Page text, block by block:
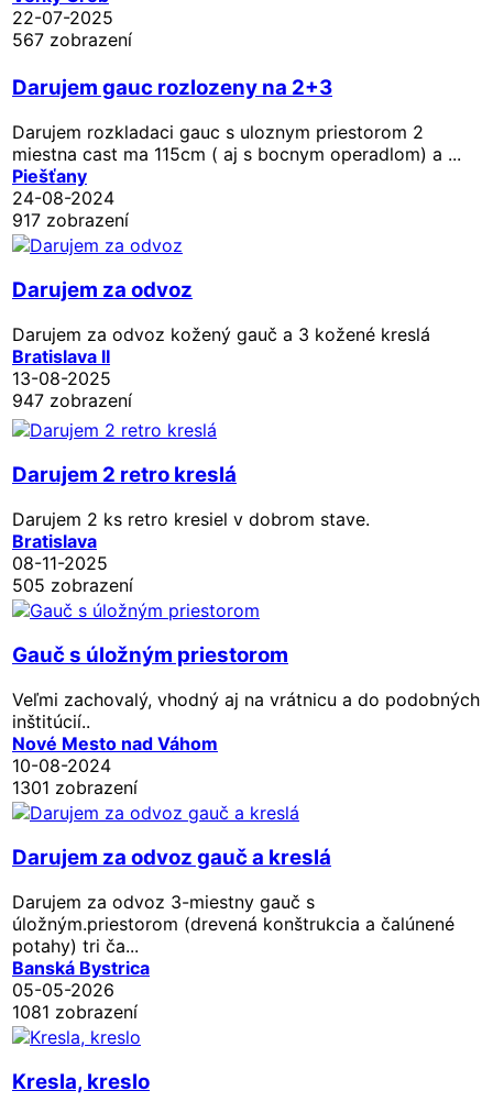
22-07-2025
567 zobrazení
Darujem gauc rozlozeny na 2+3
Darujem rozkladaci gauc s uloznym priestorom 2
miestna cast ma 115cm ( aj s bocnym operadlom) a ...
Piešťany
24-08-2024
917 zobrazení
Darujem za odvoz
Darujem za odvoz kožený gauč a 3 kožené kreslá
Bratislava II
13-08-2025
947 zobrazení
Darujem 2 retro kreslá
Darujem 2 ks retro kresiel v dobrom stave.
Bratislava
08-11-2025
505 zobrazení
Gauč s úložným priestorom
Veľmi zachovalý, vhodný aj na vrátnicu a do podobných
inštitúcií..
Nové Mesto nad Váhom
10-08-2024
1301 zobrazení
Darujem za odvoz gauč a kreslá
Darujem za odvoz 3-miestny gauč s
úložným.priestorom (drevená konštrukcia a čalúnené
potahy) tri ča...
Banská Bystrica
05-05-2026
1081 zobrazení
Kresla, kreslo